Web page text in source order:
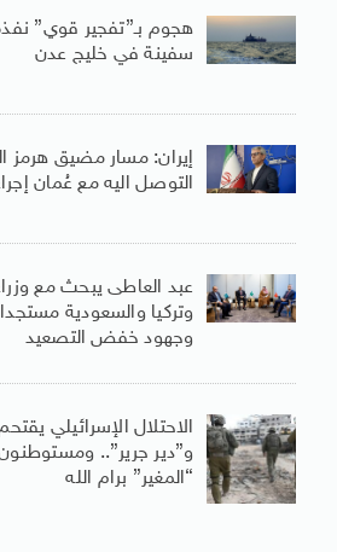
هجوم بـ”تفجير قوي”
سفينة في خليج عدن
إيران: مسار مضيق هرمز
التوصل اليه مع عُمان
عبد العاطى يبحث مع
وتركيا والسعودية
وجهود خفض التصعيد
الاحتلال الإسرائيلي
و”دير جرير”..
“المغير” برام الله